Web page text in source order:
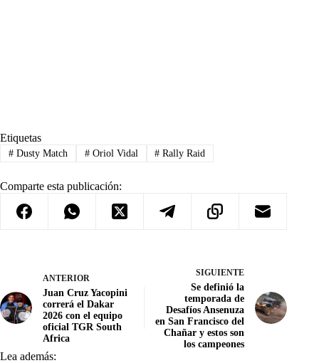
Etiquetas
#Dusty Match #Oriol Vidal # Rally Raid
Comparte esta publicación:
ANTERIOR
Juan Cruz Yacopini
correrá el Dakar
2026 con el equipo
oficial TGR South
Africa
SIGUIENTE
Se definió la
temporada de
Desafíos Ansenuza
en San Francisco del
Chañar y estos son
los campeones
Lea además: